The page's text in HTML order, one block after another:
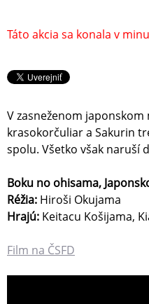
Táto akcia sa konala v
V zasneženom
krasokorčuliar a Sakurin
spolu. Všetko však naruší
Boku no ohisama,
Réžia: Hiroši Okujama
Hrajú: Keitacu Košijama,
Film na ČSFD